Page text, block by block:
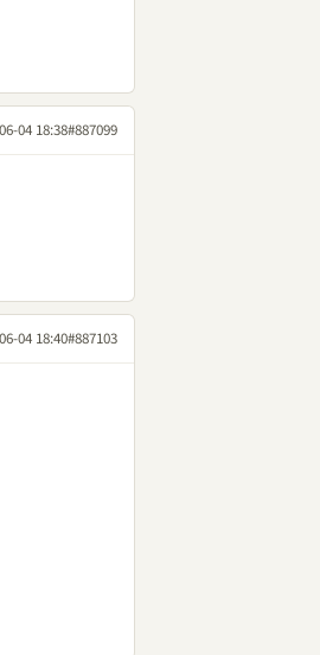
04 18:38#887099
04 18:40#887103